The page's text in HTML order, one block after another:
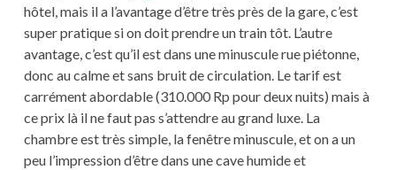
hôtel, mais il a l’avantage d’être très près de la gare, c’est
super pratique si on doit prendre un train tôt. L’autre
avantage, c’est qu’il est dans une minuscule rue piétonne,
donc au calme et sans bruit de circulation. Le tarif est
carrément abordable (310.000 Rp pour deux nuits) mais à
ce prix là il ne faut pas s’attendre au grand luxe. La
chambre est très simple, la fenêtre minuscule, et on a un
peu l’impression d’être dans une cave humide et